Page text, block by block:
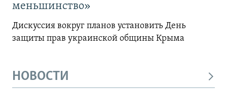
меньшинство»
Дискуссия вокруг планов установить День
защиты прав украинской общины Крыма
НОВОСТИ